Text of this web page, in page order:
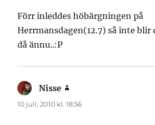
Förr inleddes höbärgningen på
Herrmansdagen(12.7) så inte blir
då ännu..:P
Nisse
10 juli, 2010 kl. 18:56